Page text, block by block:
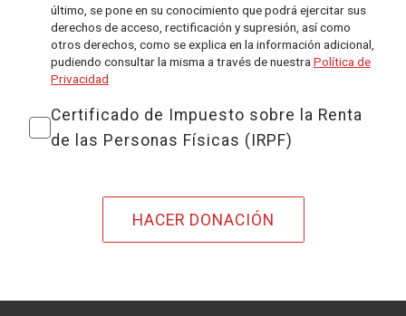
último, se pone en su conocimiento que podrá ejercitar sus
derechos de acceso, rectificación y supresión, así como
otros derechos, como se explica en la información adicional,
pudiendo consultar la misma a través de nuestra Política de
Privacidad
Certificado de Impuesto sobre la Renta
de las Personas Físicas (IRPF)